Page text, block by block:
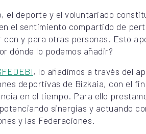
el deporte y el voluntariado
el sentimiento compartido de
con y para otras personas. Esto
dónde lo podemos añadir?
, lo añadimos a través del
deportivas de Bizkaia, con el
en el tiempo. Para ello
sinergias y actuando
y las Federaciones.